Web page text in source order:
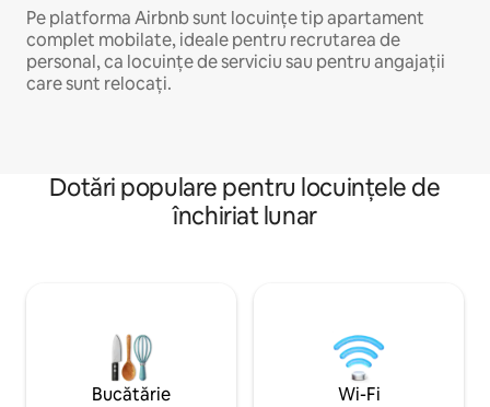
Pe platforma Airbnb sunt locuințe tip apartament
complet mobilate, ideale pentru recrutarea de
personal, ca locuințe de serviciu sau pentru angajații
care sunt relocați.
Dotări populare pentru locuințele de
închiriat lunar
Bucătărie Wi-Fi